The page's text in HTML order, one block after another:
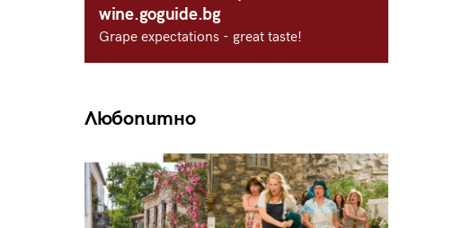
wine.goguide.bg
Grape expectations - great taste!
Любопитно